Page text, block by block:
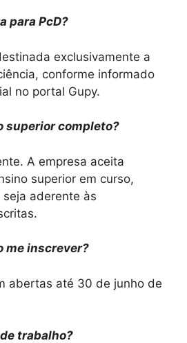
para PcD?
exclusivamente a
conforme informado
no portal Gupy.
superior completo?
A empresa aceita
superior em curso,
aderente às
me inscrever?
abertas até 30 de junho de
trabalho?